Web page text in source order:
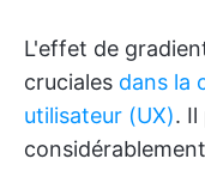
L'effet de
cruciales dans la
utilisateur (UX). Il